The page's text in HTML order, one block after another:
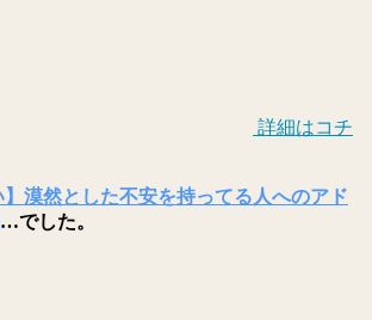
詳細はコチ
】漠然とした不安を持ってる人へのアド
…でした。